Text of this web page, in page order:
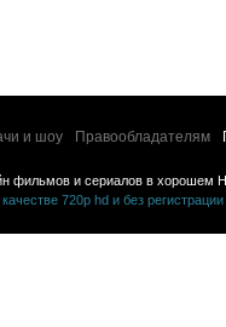
и шоу Правообладателям
и сериалов в хорошем
720p hd и без